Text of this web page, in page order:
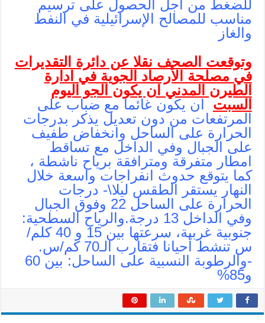
للضغط من أجل الحصول على ترسيم
مناسب للمصالح الإسرائيلية في النفط
والغاز
وتوقعت الصحف نقلا عن دائرة التقديرات
في مصلحة الأرصاد الجوية في ادارة
الطيرن المدني ان يكون الجو اليوم
السبت ان يكون غائما مع ضباب على
المرتفعات من دون تعديل يذكر بدرجات
الحرارة على الساحل وانخفاض طفيف
على الجبال وفي الداخل مع تساقط
امطار متفرقة ومترافقة برياح ناشطة ،
كما يتوقع حدوث انفراجات واسعة خلال
النهار يستقر الطقس ليلا\- درجات
الحرارة على الساحل 22 وفوق الجبال
وفي الداخل 13 درجة.والرياح السطحية:
جنوبية غربية، سرعتها بين 15 و 40 كلم/
س تنشط أحيانا فتقارب الـ70 كم/س.
-والرطوبة النسبية على الساحل: بين 60
و85%